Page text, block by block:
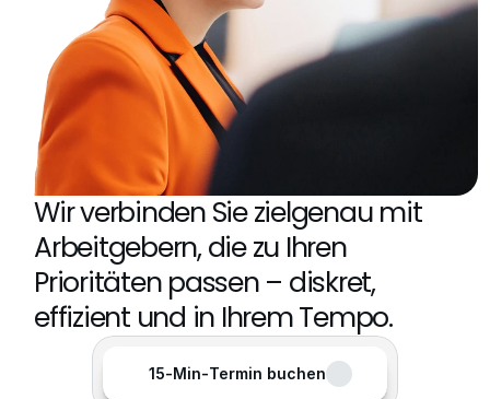
Wir verbinden Sie zielgenau mit
Arbeitgebern, die zu Ihren
Prioritäten passen – diskret,
effizient und in Ihrem Tempo.
15‑Min‑Termin buchen